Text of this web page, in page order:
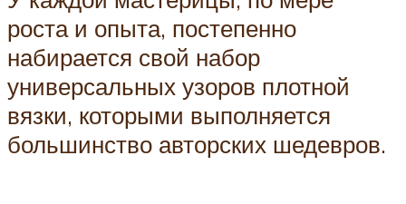
роста и опыта, постепенно
набирается свой набор
универсальных узоров плотной
вязки, которыми выполняется
большинство авторских шедевров.